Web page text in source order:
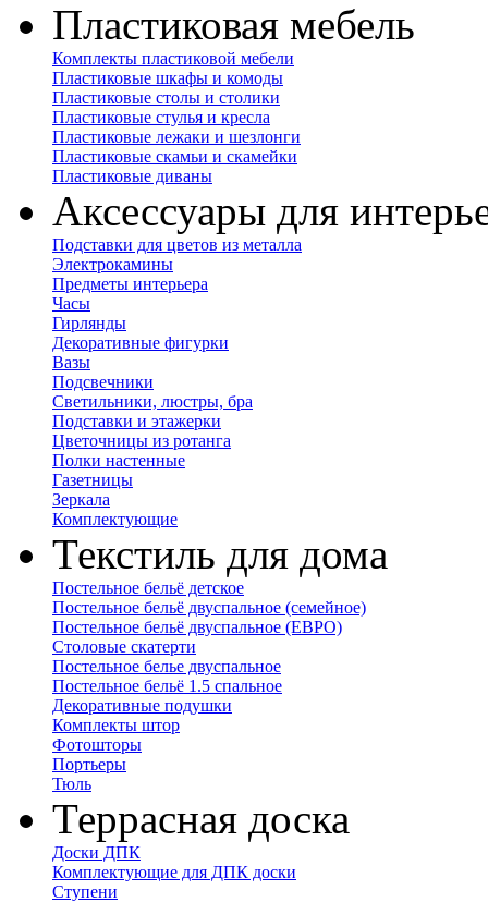
Пластиковая мебель
Комплекты пластиковой мебели
Пластиковые шкафы и комоды
Пластиковые столы и столики
Пластиковые стулья и кресла
Пластиковые лежаки и шезлонги
Пластиковые скамьи и скамейки
Пластиковые диваны
Аксессуары для
Подставки для цветов из металла
Электрокамины
Предметы интерьера
Часы
Гирлянды
Декоративные фигурки
Вазы
Подсвечники
Светильники, люстры, бра
Подставки и этажерки
Цветочницы из ротанга
Полки настенные
Газетницы
Зеркала
Комплектующие
Текстиль для дома
Постельное бельё детское
Постельное бельё двуспальное (семейное)
Постельное бельё двуспальное (ЕВРО)
Столовые скатерти
Постельное белье двуспальное
Постельное бельё 1.5 спальное
Декоративные подушки
Комплекты штор
Фотошторы
Портьеры
Тюль
Террасная доска
Доски ДПК
Комплектующие для ДПК доски
Ступени